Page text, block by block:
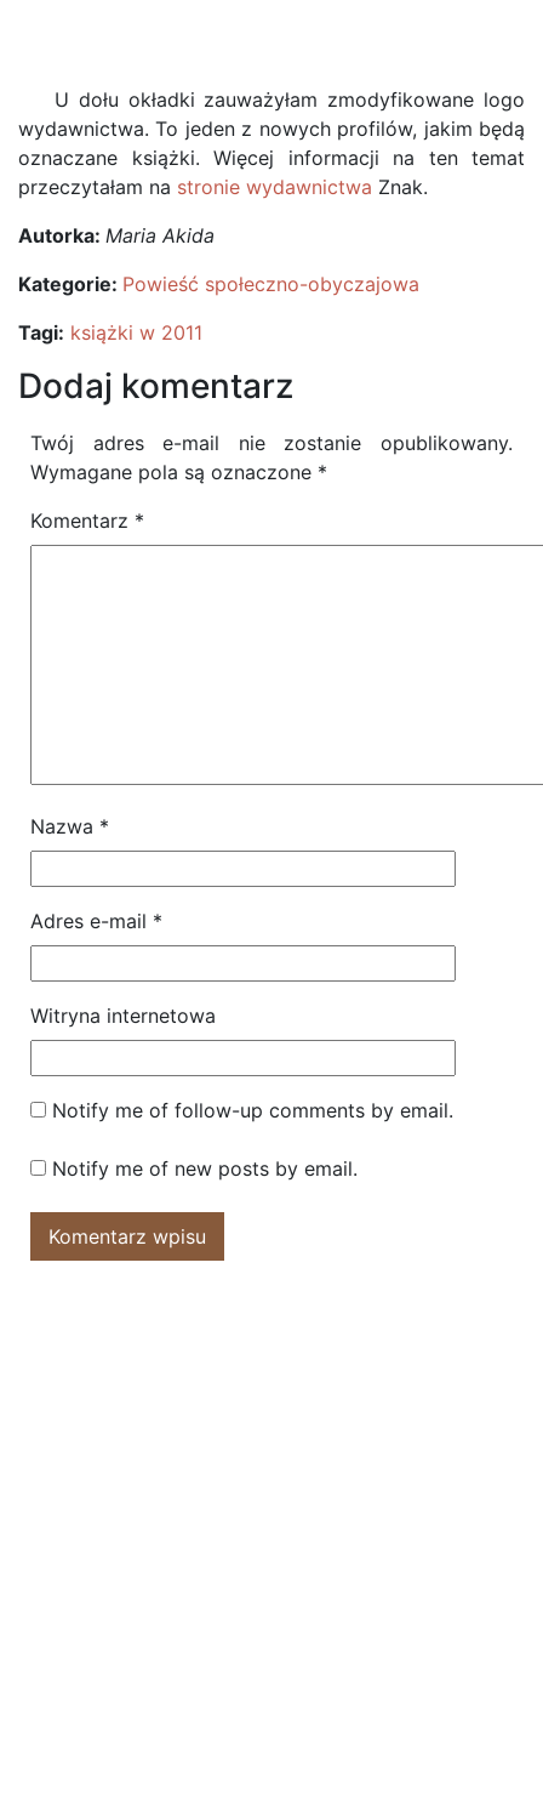
U dołu okładki zauważyłam zmodyfikowane logo
wydawnictwa. To jeden z nowych profilów, jakim będą
oznaczane książki. Więcej informacji na ten temat
przeczytałam na stronie wydawnictwa Znak.
Autorka: Maria Akida
Kategorie: Powieść społeczno-obyczajowa
Tagi: książki w 2011
Dodaj komentarz
Twój adres e-mail nie zostanie opublikowany.
Wymagane pola są oznaczone *
Komentarz *
Nazwa *
Adres e-mail *
Witryna internetowa
Notify me of follow-up comments by email.
Notify me of new posts by email.